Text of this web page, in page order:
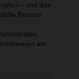
– und das
Rennen
am